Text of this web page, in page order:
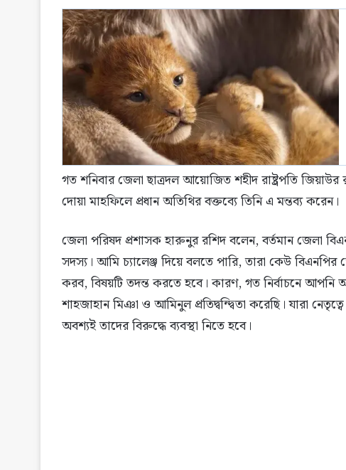
গত শনিবার জেলা ছাত্রদল আয়োজিত শহীদ রাষ্ট্রপতি
দোয়া মাহফিলে প্রধান অতিথির বক্তব্যে তিনি এ মন্তব্য করেন।
জেলা পরিষদ প্রশাসক হারুনুর রশিদ বলেন, বর্তমান জেলা
সদস্য। আমি চ্যালেঞ্জ দিয়ে বলতে পারি, তারা কেউ
করব, বিষয়টি তদন্ত করতে হবে। কারণ, গত নির্বাচনে আপনি
শাহজাহান মিঞা ও আমিনুল প্রতিদ্বন্দ্বিতা করেছি। যারা
অবশ্যই তাদের বিরুদ্ধে ব্যবস্থা নিতে হবে।